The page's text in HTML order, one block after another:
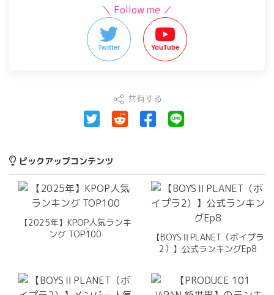
＼ Follow me ／
Twitter YouTube
共有する
ピックアップコンテンツ
【2025年】KPOP人気ランキ
ング TOP100
【BOYSⅡPLANET（ボイプラ
2）】公式ランキングEp8